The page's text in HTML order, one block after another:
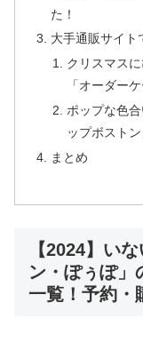
た！
大手通販サイト
クリスマス
「オーダー
ポップな色
ップボストン
まとめ
【2024】い
ン・ぽぅぽ」
一覧！予約・